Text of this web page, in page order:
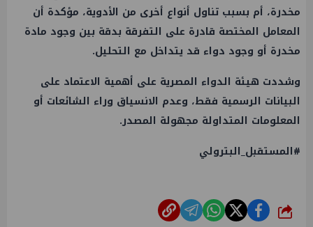
مخدرة، أم بسبب تناول أنواع أخرى من الأدوية، مؤكدة أن
المعامل المختصة قادرة على التفرقة بدقة بين وجود مادة
مخدرة أو وجود دواء قد يتداخل مع التحليل.
وشددت هيئة الدواء المصرية على أهمية الاعتماد على
البيانات الرسمية فقط، وعدم الانسياق وراء الشائعات أو
المعلومات المتداولة مجهولة المصدر.
#المستقبل_البترولي
شارك